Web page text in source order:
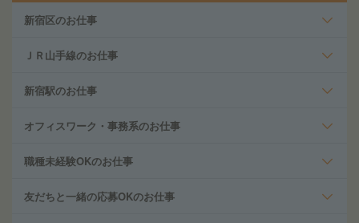
新宿区のお仕事
ＪＲ山手線のお仕事
新宿駅のお仕事
オフィスワーク・事務系のお仕事
職種未経験OKのお仕事
友だちと一緒の応募OKのお仕事